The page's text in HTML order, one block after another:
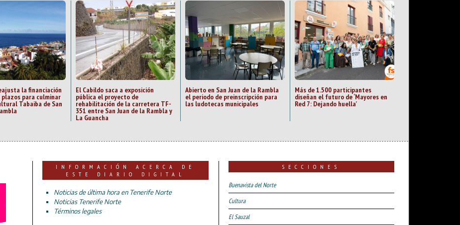
la financiación
para culminar
Tabaiba de San
El Cabildo saca a exposición
pública el proyecto de
rehabilitación de la carretera TF-
351 entre San Juan de la Rambla y
La Guancha
Abierto en San Juan de la Rambla
el periodo de preinscripción para
las ludotecas municipales
Más de 1.500 participantes
diseñan el futuro de ‘Mayores en
Red 7: Dejando huella’
INFORMACIÓN ACERCA DE
ESTE DIARIO DIGITAL
Noticias de última hora en Tenerife Norte
Noticias Tenerife Norte
Términos legales
SECCIONES
Buenavista del Norte
Cultura
El Sauzal